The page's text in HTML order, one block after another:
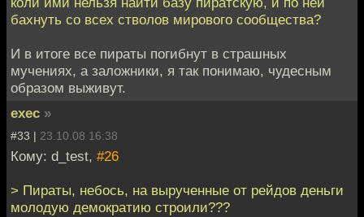
бахнуть со всех стволов мирового сообщества?
И в итоге все пираты погибнут в страшных
мучениях, а заложники, я так понимаю, чудесным
образом выживут.
exec »
#33 | 23.10.08 16:38
Кому: d_test, #26
> Пираты, небось, на вырученные от рейдов деньги
молодую демократию строили???